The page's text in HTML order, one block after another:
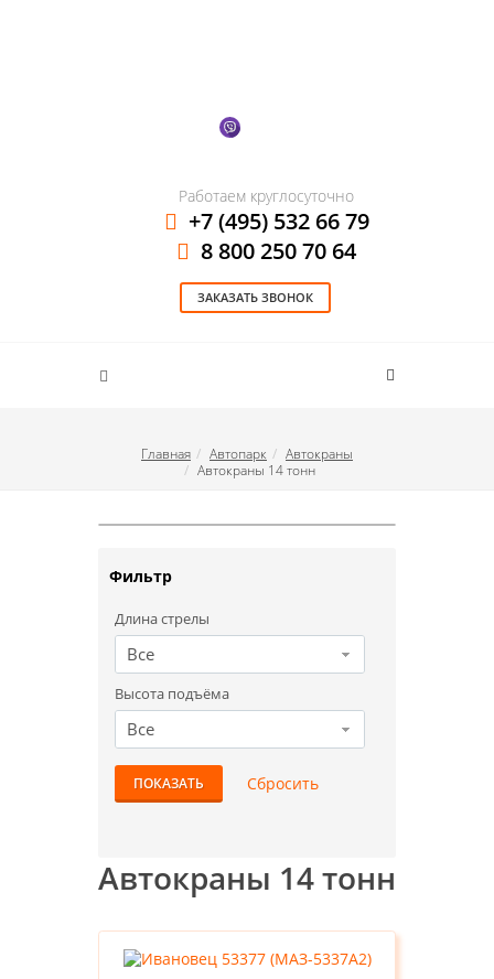
Работаем круглосуточно
+7 (495) 532 66 79
8 800 250 70 64
ЗАКАЗАТЬ ЗВОНОК
Главная Автопарк
Автокраны
Автокраны 14 тонн
Фильтр
Длина стрелы
Все
Высота подъёма
Все
Автокраны 14 тонн